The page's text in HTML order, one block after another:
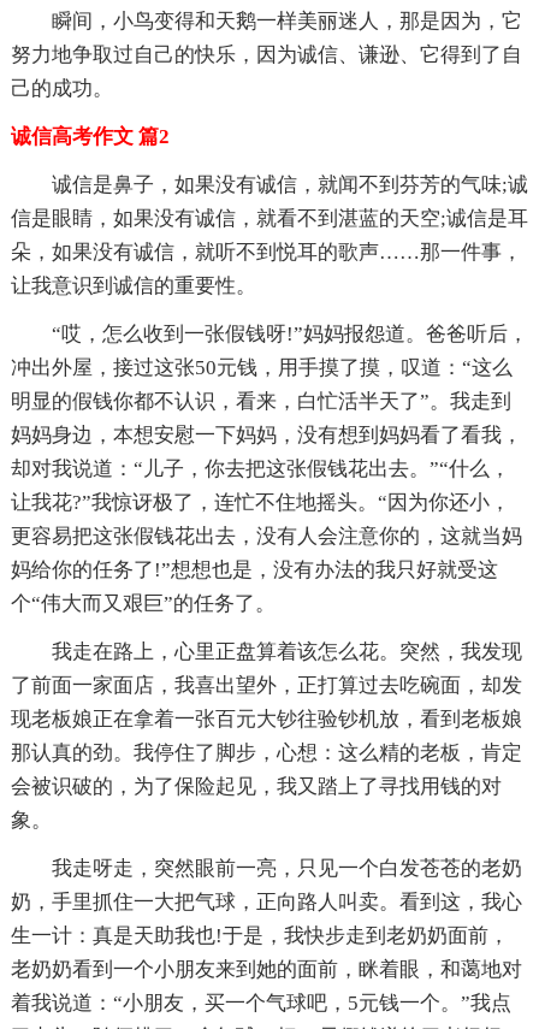
瞬间，小鸟变得和天鹅一样美丽迷人，那是因为，它
努力地争取过自己的快乐，因为诚信、谦逊、它得到了自
己的成功。
诚信高考作文 篇2
诚信是鼻子，如果没有诚信，就闻不到芬芳的气味;诚
信是眼睛，如果没有诚信，就看不到湛蓝的天空;诚信是耳
朵，如果没有诚信，就听不到悦耳的歌声……那一件事，
让我意识到诚信的重要性。
“哎，怎么收到一张假钱呀!”妈妈报怨道。爸爸听后，
冲出外屋，接过这张50元钱，用手摸了摸，叹道：“这么
明显的假钱你都不认识，看来，白忙活半天了”。我走到
妈妈身边，本想安慰一下妈妈，没有想到妈妈看了看我，
却对我说道：“儿子，你去把这张假钱花出去。”“什么，
让我花?”我惊讶极了，连忙不住地摇头。“因为你还小，
更容易把这张假钱花出去，没有人会注意你的，这就当妈
妈给你的任务了!”想想也是，没有办法的我只好就受这
个“伟大而又艰巨”的任务了。
我走在路上，心里正盘算着该怎么花。突然，我发现
了前面一家面店，我喜出望外，正打算过去吃碗面，却发
现老板娘正在拿着一张百元大钞往验钞机放，看到老板娘
那认真的劲。我停住了脚步，心想：这么精的老板，肯定
会被识破的，为了保险起见，我又踏上了寻找用钱的对
象。
我走呀走，突然眼前一亮，只见一个白发苍苍的老奶
奶，手里抓住一大把气球，正向路人叫卖。看到这，我心
生一计：真是天助我也!于是，我快步走到老奶奶面前，
老奶奶看到一个小朋友来到她的面前，眯着眼，和蔼地对
着我说道：“小朋友，买一个气球吧，5元钱一个。”我点